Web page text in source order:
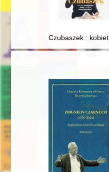
Czubaszek :